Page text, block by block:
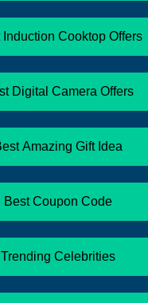
Induction Cooktop Offers
Digital Camera Offers
Amazing Gift Idea
Best Coupon Code
Trending Celebrities